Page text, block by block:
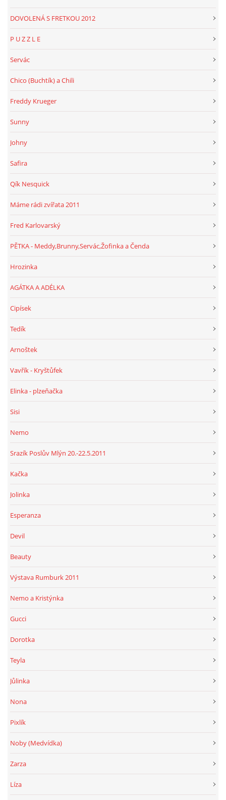
DOVOLENÁ S FRETKOU 2012
P U Z Z L E
Servác
Chico (Buchtík) a Chili
Freddy Krueger
Sunny
Johny
Safira
Qík Nesquick
Máme rádi zvířata 2011
Fred Karlovarský
PĚTKA - Meddy,Brunny,Servác,Žofinka a Čenda
Hrozinka
AGÁTKA A ADÉLKA
Cipísek
Tedík
Arnoštek
Vavřík - Kryštůfek
Elinka - plzeňačka
Sisi
Nemo
Srazík Poslův Mlýn 20.-22.5.2011
Kačka
Jolinka
Esperanza
Devil
Beauty
Výstava Rumburk 2011
Nemo a Kristýnka
Gucci
Dorotka
Teyla
Jůlinka
Nona
Pixlík
Noby (Medvídka)
Zarza
Líza